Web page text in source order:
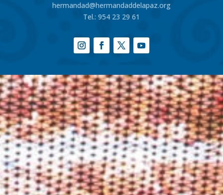
hermandad@hermandaddelapaz.org
Tel.: 954 23 29 61